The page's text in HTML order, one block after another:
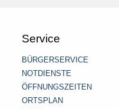
Service
BÜRGERSERVICE
NOTDIENSTE
ÖFFNUNGSZEITEN
ORTSPLAN